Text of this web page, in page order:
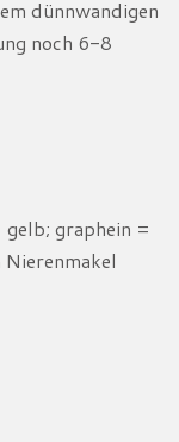
dünnwandigen
noch 6-8
graphein =